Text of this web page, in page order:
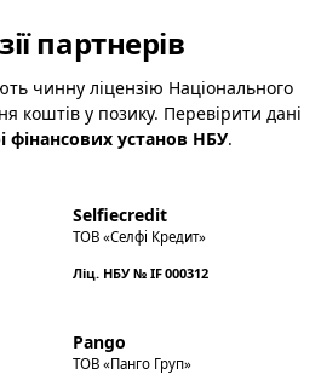
партнерів
чинну ліцензію Національного
коштів у позику. Перевірити дані
фінансових установ НБУ.
Selfiecredit
ТОВ «Селфі Кредит»
Ліц. НБУ № IF 000312
Pango
ТОВ «Панго Груп»